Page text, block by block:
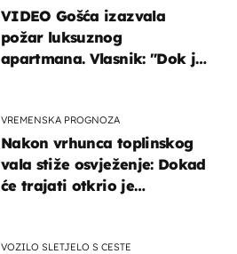
VIDEO Gošća izazvala
požar luksuznog
apartmana. Vlasnik: "Dok je
VREMENSKA PROGNOZA
Nakon vrhunca toplinskog
vala stiže osvježenje: Dokad
će trajati otkrio je
VOZILO SLETJELO S CESTE